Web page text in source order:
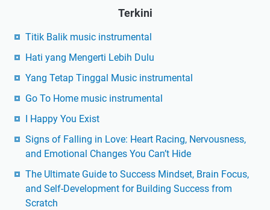
Terkini
Titik Balik music instrumental
Hati yang Mengerti Lebih Dulu
Yang Tetap Tinggal Music instrumental
Go To Home music instrumental
I Happy You Exist
Signs of Falling in Love: Heart Racing, Nervousness,
and Emotional Changes You Can’t Hide
The Ultimate Guide to Success Mindset, Brain Focus,
and Self-Development for Building Success from
Scratch